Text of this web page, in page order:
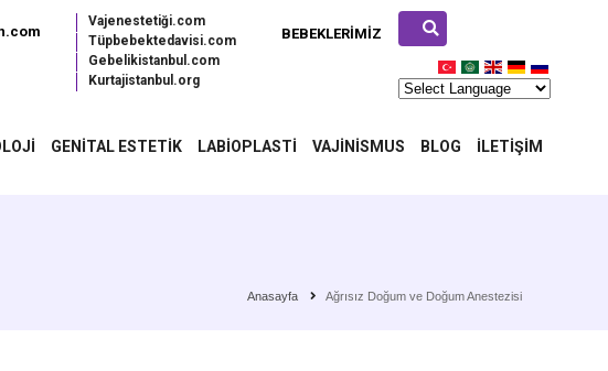
BEBEKLERIMIZ
Vajenestetiği.com
Tüpbebektedavisi.com
Gebelikistanbul.com
Kurtajistanbul.org
GENITAL ESTETIK LABIOPLASTI VAJINISMUS BLOG İLETIŞIM
Anasayfa Ağrısız Doğum ve Doğum Anestezisi